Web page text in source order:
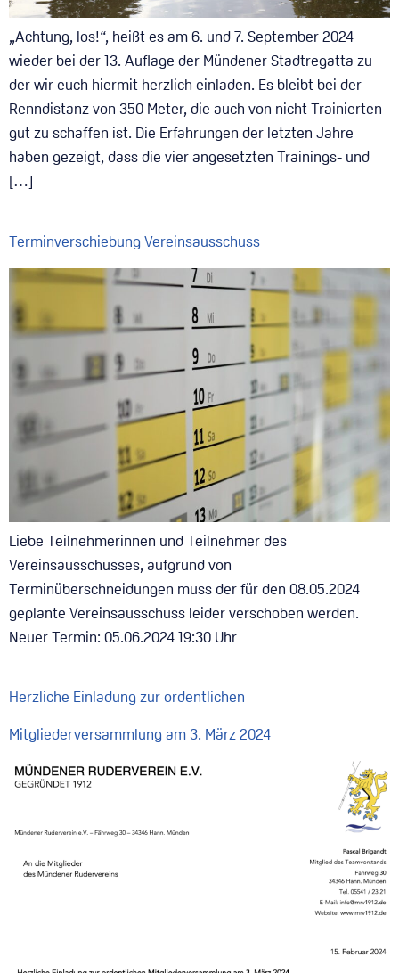
„Achtung, los!“, heißt es am 6. und 7. September 2024
wieder bei der 13. Auflage der Mündener Stadtregatta zu
der wir euch hiermit herzlich einladen. Es bleibt bei der
Renndistanz von 350 Meter, die auch von nicht Trainierten
gut zu schaffen ist. Die Erfahrungen der letzten Jahre
haben gezeigt, dass die vier angesetzten Trainings- und
[…]
Terminverschiebung Vereinsausschuss
Liebe Teilnehmerinnen und Teilnehmer des
Vereinsausschusses, aufgrund von
Terminüberschneidungen muss der für den 08.05.2024
geplante Vereinsausschuss leider verschoben werden.
Neuer Termin: 05.06.2024 19:30 Uhr
Herzliche Einladung zur ordentlichen
Mitgliederversammlung am 3. März 2024